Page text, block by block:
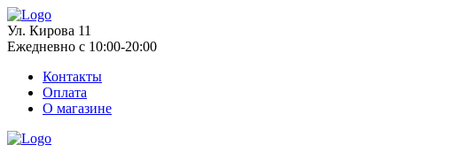
Ул. Кирова 11
Ежедневно с 10:00-20:00
Контакты
Оплата
О магазине